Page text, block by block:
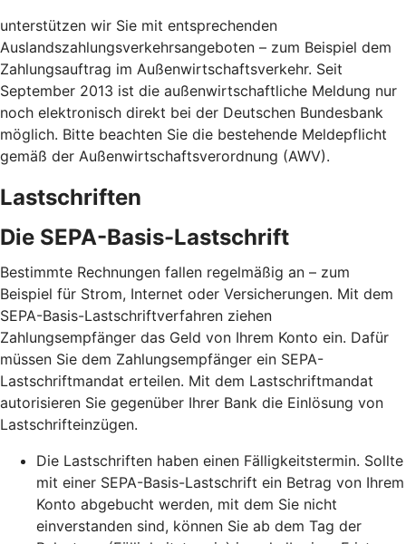
unterstützen wir Sie mit entsprechenden
Auslandszahlungsverkehrsangeboten – zum Beispiel dem
Zahlungsauftrag im Außenwirtschaftsverkehr. Seit
September 2013 ist die außenwirtschaftliche Meldung nur
noch elektronisch direkt bei der Deutschen Bundesbank
möglich. Bitte beachten Sie die bestehende Meldepflicht
gemäß der Außenwirtschaftsverordnung (AWV).
Lastschriften
Die SEPA-Basis-Lastschrift
Bestimmte Rechnungen fallen regelmäßig an – zum
Beispiel für Strom, Internet oder Versicherungen. Mit dem
SEPA-Basis-Lastschriftverfahren ziehen
Zahlungsempfänger das Geld von Ihrem Konto ein. Dafür
müssen Sie dem Zahlungsempfänger ein SEPA-
Lastschriftmandat erteilen. Mit dem Lastschriftmandat
autorisieren Sie gegenüber Ihrer Bank die Einlösung von
Lastschrifteinzügen.
Die Lastschriften haben einen Fälligkeitstermin. Sollte
mit einer SEPA-Basis-Lastschrift ein Betrag von Ihrem
Konto abgebucht werden, mit dem Sie nicht
einverstanden sind, können Sie ab dem Tag der